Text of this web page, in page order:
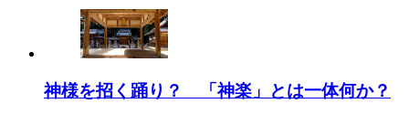
神様を招く踊り？ 「神楽」とは一体何か？